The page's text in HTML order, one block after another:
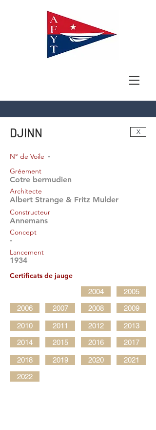
DJINN X
-
N° de Voile
Gréement
Cotre bermudien
Architecte
Albert Strange & Fritz Mulder
Constructeur
Annemans
Concept
-
Lancement
1934
Certificats de jauge
2004
2005
2006
2007 2008 2009
2010 2011 2012
2013
2014
2015 2016 2017
2018 2019 2020
2021
2022